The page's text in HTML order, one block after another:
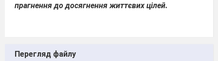
прагнення до досягнення життєвих цілей.
Перегляд файлу